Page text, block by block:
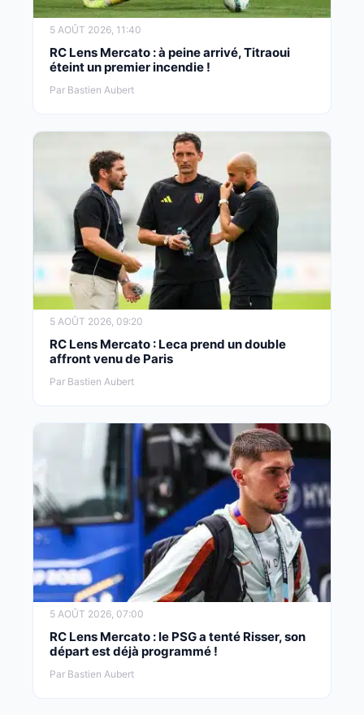
5 AOÛT 2026, 11:40
RC Lens Mercato : à peine arrivé, Titraoui
éteint un premier incendie !
Par Bastien Aubert
5 AOÛT 2026, 09:20
RC Lens Mercato : Leca prend un double
affront venu de Paris
Par Bastien Aubert
5 AOÛT 2026, 07:00
RC Lens Mercato : le PSG a tenté Risser, son
départ est déjà programmé !
Par Bastien Aubert